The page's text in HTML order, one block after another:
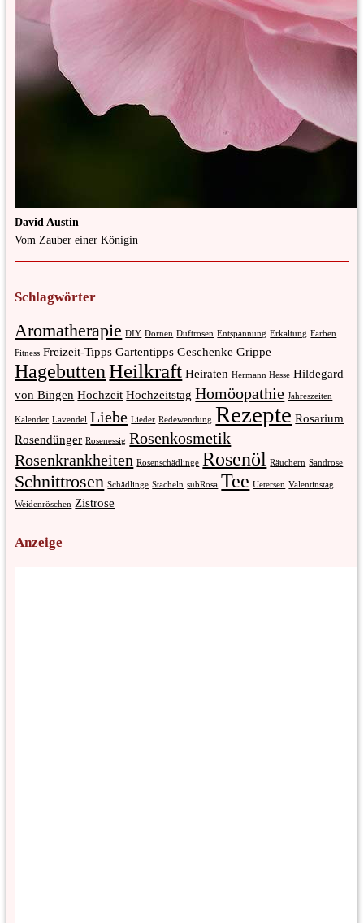
David Austin
Vom Zauber einer Königin
Schlagwörter
Aromatherapie DIY Dornen Duftrosen Entspannung Erkältung Farben
Fitness Freizeit-Tipps Gartentipps Geschenke Grippe
Hagebutten Heilkraft Heiraten Hermann Hesse Hildegard
von Bingen Hochzeit Hochzeitstag Homöopathie Jahreszeiten
Kalender Lavendel Liebe Lieder Redewendung Rezepte Rosarium
Rosendünger Rosenessig Rosenkosmetik
Rosenkrankheiten Rosenschädlinge Rosenöl Räuchern Sandrose
Schnittrosen Schädlinge Stacheln subRosa Tee Uetersen Valentinstag
Weidenröschen Zistrose
Anzeige